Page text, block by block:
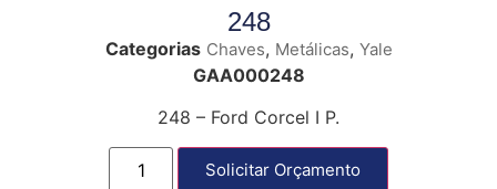
248
Categorias Chaves, Metálicas, Yale
GAA000248
248 – Ford Corcel I P.
Solicitar Orçamento